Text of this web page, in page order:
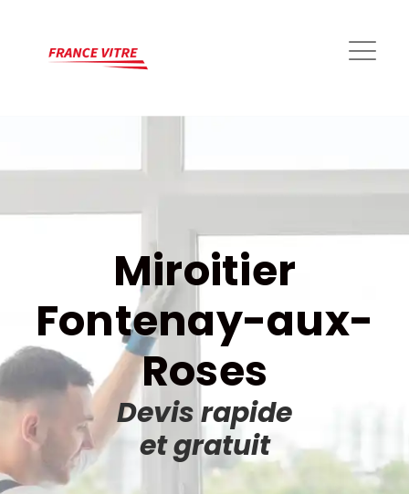
Miroitier
Fontenay-aux-
Roses
Devis rapide
et gratuit